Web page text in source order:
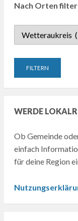
Nach Orten
WERDE
Ob Gemeinde
einfach
für deine Region